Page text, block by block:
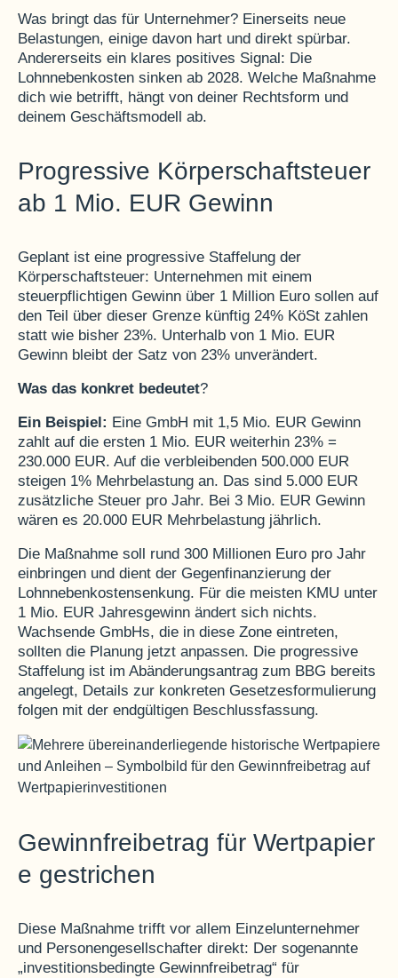
Lohnnebenkosten sinken – ab 2028
>
Was du jetzt tun solltest
>
Häufige Fragen (FAQ)
Was bringt das für Unternehmer? Einerseits neue
Belastungen, einige davon hart und direkt spürbar.
Andererseits ein klares positives Signal: Die
Lohnnebenkosten sinken ab 2028. Welche Maßnahme
dich wie betrifft, hängt von deiner Rechtsform und
deinem Geschäftsmodell ab.
Progressive Körperschaftsteuer
ab 1 Mio. EUR Gewinn
Geplant ist eine progressive Staffelung der
Körperschaftsteuer: Unternehmen mit einem
steuerpflichtigen Gewinn über 1 Million Euro sollen auf
den Teil über dieser Grenze künftig 24% KöSt zahlen
statt wie bisher 23%. Unterhalb von 1 Mio. EUR
Gewinn bleibt der Satz von 23% unverändert.
Was das konkret bedeutet?
Ein Beispiel: Eine GmbH mit 1,5 Mio. EUR Gewinn
zahlt auf die ersten 1 Mio. EUR weiterhin 23% =
230.000 EUR. Auf die verbleibenden 500.000 EUR
steigen 1% Mehrbelastung an. Das sind 5.000 EUR
zusätzliche Steuer pro Jahr. Bei 3 Mio. EUR Gewinn
wären es 20.000 EUR Mehrbelastung jährlich.
Die Maßnahme soll rund 300 Millionen Euro pro Jahr
einbringen und dient der Gegenfinanzierung der
Lohnnebenkostensenkung. Für die meisten KMU unter
1 Mio. EUR Jahresgewinn ändert sich nichts.
Wachsende GmbHs, die in diese Zone eintreten,
sollten die Planung jetzt anpassen. Die progressive
Staffelung ist im Abänderungsantrag zum BBG bereits
angelegt, Details zur konkreten Gesetzesformulierung
folgen mit der endgültigen Beschlussfassung.
Gewinnfreibetrag für Wertpapier
e gestrichen
Diese Maßnahme trifft vor allem Einzelunternehmer
und Personengesellschafter direkt: Der sogenannte
„investitionsbedingte Gewinnfreibetrag“ für